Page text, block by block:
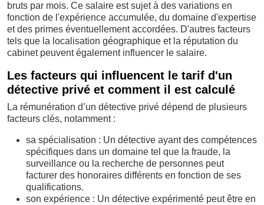
bruts par mois. Ce salaire est sujet à des variations en
fonction de l'expérience accumulée, du domaine d'expertise
et des primes éventuellement accordées. D'autres facteurs
tels que la localisation géographique et la réputation du
cabinet peuvent également influencer le salaire.
Les facteurs qui influencent le tarif d'un
détective privé et comment il est calculé
La rémunération d’un détective privé dépend de plusieurs
facteurs clés, notamment :
sa spécialisation : Un détective ayant des compétences
spécifiques dans un domaine tel que la fraude, la
surveillance ou la recherche de personnes peut
facturer des honoraires différents en fonction de ses
qualifications.
son expérience : Un détective expérimenté peut être en